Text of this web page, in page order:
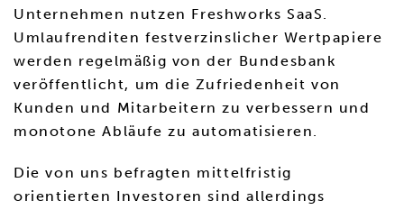
Unternehmen nutzen Freshworks SaaS.
Umlaufrenditen festverzinslicher Wertpapiere
werden regelmäßig von der Bundesbank
veröffentlicht, um die Zufriedenheit von
Kunden und Mitarbeitern zu verbessern und
monotone Abläufe zu automatisieren.
Die von uns befragten mittelfristig
orientierten Investoren sind allerdings